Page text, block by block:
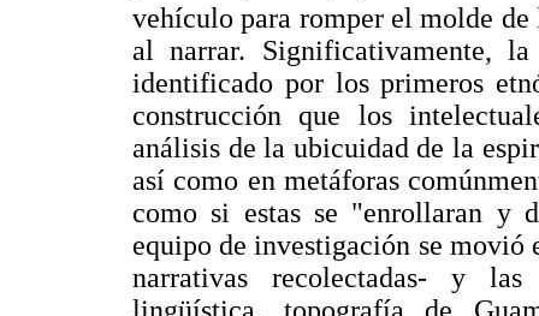
vehículo para romper el molde
al narrar. Significativamente,
identificado por los primeros
construcción que los
análisis de la ubicuidad de la
así como en metáforas
como si estas se "enrollaran y
equipo de investigación se
narrativas recolectadas- y